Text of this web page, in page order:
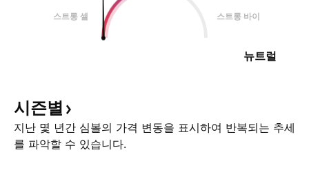
스트롱 셀 스트롱 바이
뉴트럴
시즌별
지난 몇 년간 심볼의 가격 변동을 표시하여 반복되는 추세
를 파악할 수 있습니다.